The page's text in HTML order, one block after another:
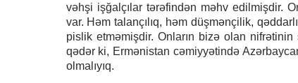
vəhşi işğalçılar tərəfindən məhv edilmişdir.
var. Həm talançılıq, həm düşmənçilik,
pislik etməmişdir. Onların bizə olan
qədər ki, Ermənistan cəmiyyətində
olmalıyıq.